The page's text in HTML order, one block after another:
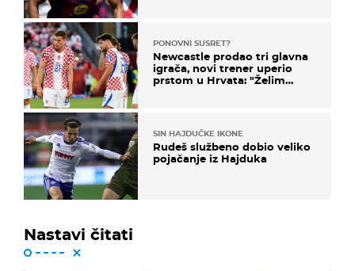
PONOVNI SUSRET?
Newcastle prodao tri glavna
igrača, novi trener uperio
prstom u Hrvata: "Želim
SIN HAJDUČKE IKONE
Rudeš službeno dobio veliko
pojačanje iz Hajduka
Nastavi čitati